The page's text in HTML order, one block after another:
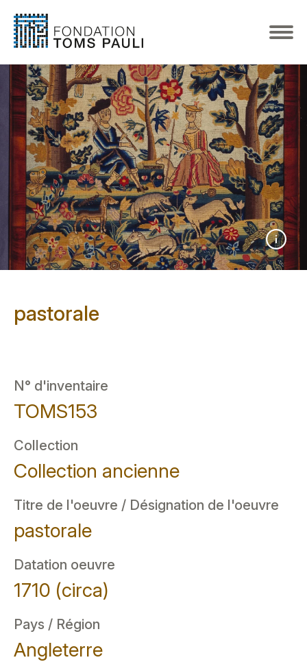
pastorale
N° d'inventaire
TOMS153
Collection
Collection ancienne
Titre de l'oeuvre / Désignation de l'oeuvre
pastorale
Datation oeuvre
1710 (circa)
Pays / Région
Angleterre